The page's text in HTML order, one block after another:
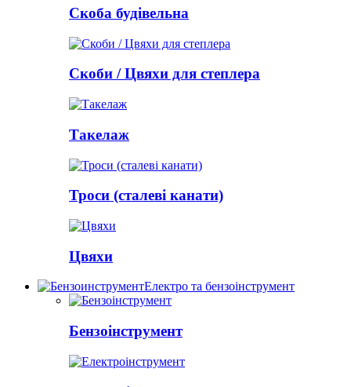
Скоба будівельна
Скоби / Цвяхи для степлера
Такелаж
Троси (сталеві канати)
Цвяхи
Електро та бензоінструмент
Бензоінструмент